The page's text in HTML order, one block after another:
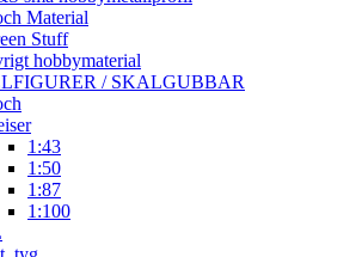
Material
Stuff
hobbymaterial
/ SKALGUBBAR
1:43
1:50
1:87
1:100